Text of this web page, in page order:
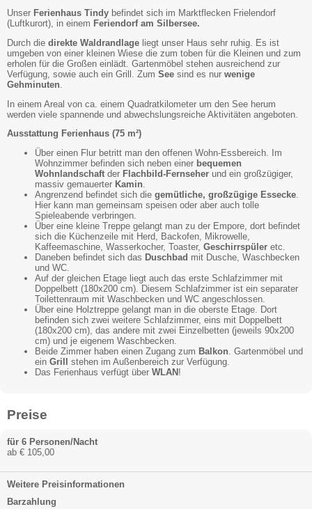
Unser Ferienhaus Tindy befindet sich im Marktflecken Frielendorf
(Luftkurort), in einem Feriendorf am Silbersee.
Durch die direkte Waldrandlage liegt unser Haus sehr ruhig. Es ist
umgeben von einer kleinen Wiese die zum toben für die Kleinen und zum
erholen für die Großen einlädt. Gartenmöbel stehen ausreichend zur
Verfügung, sowie auch ein Grill. Zum See sind es nur wenige
Gehminuten
In einem Areal von ca. einem Quadratkilometer um den See herum
werden viele spannende und abwechslungsreiche Aktivitäten angeboten.
Ausstattung Ferienhaus (75 m²)
Über einen Flur betritt man den offenen Wohn-Essbereich. Im
Wohnzimmer befinden sich neben einer bequemen
Wohnlandschaft der Flachbild-Fernseher und ein großzügiger,
massiv gemauerter Kamin.
Angrenzend befindet sich die gemütliche, großzügige Essecke.
Hier kann man gemeinsam speisen oder aber auch tolle
Spieleabende verbringen.
Über eine kleine Treppe gelangt man zu der Empore, dort befindet
sich die Küchenzeile mit Herd, Backofen, Mikrowelle,
Kaffeemaschine, Wasserkocher, Toaster, Geschirrspüler etc.
Daneben befindet sich das Duschbad mit Dusche, Waschbecken
und WC.
Auf der gleichen Etage liegt auch das erste Schlafzimmer mit
Doppelbett (180x200 cm). Diesem Schlafzimmer ist ein separater
Toilettenraum mit Waschbecken und WC angeschlossen.
Über eine Holztreppe gelangt man in die oberste Etage. Dort
befinden sich zwei weitere Schlafzimmer, eins mit Doppelbett
(180x200 cm), das andere mit zwei Einzelbetten (jeweils 90x200
cm) und je eigenem Waschbecken.
Beide Zimmer haben einen Zugang zum Balkon. Gartenmöbel und
ein Grill
stehen im Außenbereich zur Verfügung.
Das Ferienhaus verfügt über WLAN !
Preise
für 6 Personen/Nacht
ab € 105,00
Weitere Preisinformationen
Barzahlung